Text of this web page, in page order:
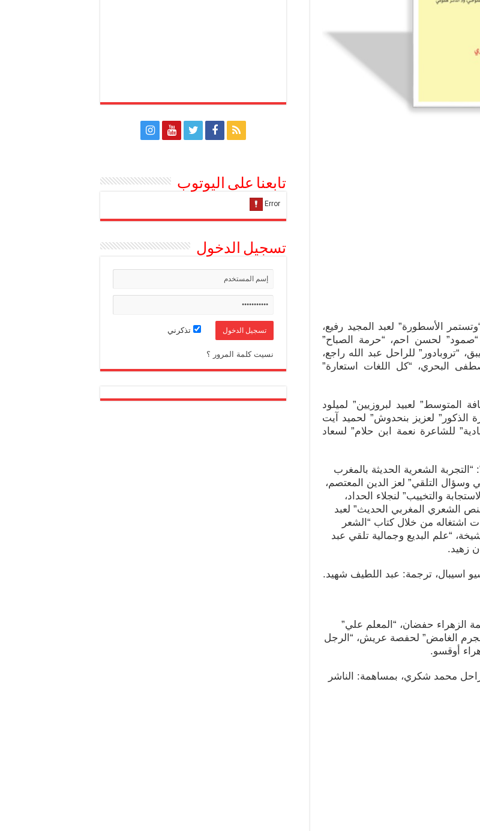
الأسطورة” لعبد المجيد رفيع،
لحسن احم، “حرمة الصباح”
“تروبادور” للراحل عبد الله راجع،
البحري، “كل اللغات استعارة”
المتوسط” لعبيد لبروزيين” لميلود
الذكور” لعزيز بنحدوش” لحميد آيت
للشاعرة نعمة ابن حلام” لسعاد
الشعرية الحديثة بالمغرب
وسؤال التلقي” لعز الدين المعتصم،
والتخييب” لنجلاء الحداد،
الشعري المغربي الحديث” لعبد
اشتغاله من خلال كتاب “الشعر
“علم البديع وجمالية تلقي عبد
زهيد.
اسيبال، ترجمة: عبد اللطيف شهيد.
الزهراء حفضان، “المعلم علي”
الغامض” لحفصة عريش، “الرجل
أوقسو.
محمد شكري، بمساهمة: الناشر
تابعنا على اليوتوب
تسجيل الدخول
تذكرني
نسيت كلمة المرور ؟